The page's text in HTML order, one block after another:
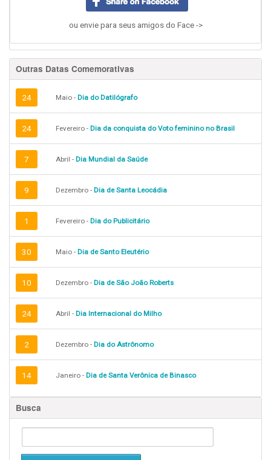
ou envie para seus amigos do Face ->
Outras Datas Comemorativas
24 Maio - Dia do Datilógrafo
24 Fevereiro - Dia da conquista do Voto feminino no Brasil
7 Abril - Dia Mundial da Saúde
9 Dezembro - Dia de Santa Leocádia
1 Fevereiro - Dia do Publicitário
30 Maio - Dia de Santo Eleutério
10 Dezembro - Dia de São João Roberts
24 Abril - Dia Internacional do Milho
2 Dezembro - Dia do Astrônomo
14 Janeiro - Dia de Santa Verônica de Binasco
Busca